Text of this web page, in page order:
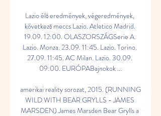
Lazio élő eredmények, végeredmények,
következő meccs Lazio. Atletico Madrid.
19.09. 12:00. OLASZORSZÁGSerie A.
Lazio. Monza. 23.09. 11:45. Lazio. Torino.
27.09. 11:45. AC Milan. Lazio. 30.09.
09:00. EURÓPABajnokok ...
amerikai reality sorozat, 2015. (RUNNING
WILD WITH BEAR GRYLLS - JAMES
MARSDEN) James Marsden Bear Grylls a